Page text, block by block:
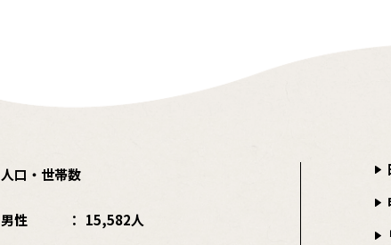
人口・世帯数
男性 15,582人